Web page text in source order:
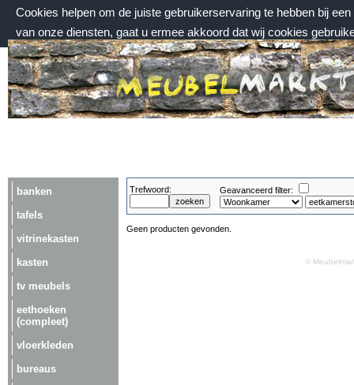
Cookies helpen om de juiste gebruikerservaring te hebben bij
van onze diensten, gaat u ermee akkoord dat wij cookies
zaterdag 8 augustus 2026, 05:32 uur
Welkom bij Meubelmarktplein.nl
banken
tafels
vitrinekasten
kasten
tv meubels
eethoeken
(compleet)
vloerkleden
bureaus
Trefwoord: Geavanceerd filter:
Geen producten gevonden.
©